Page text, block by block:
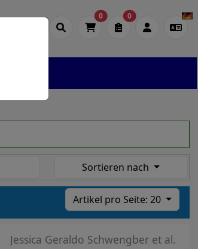
0 0
Sortieren nach
Artikel pro Seite: 20
Jessica Geraldo Schwengber et al.